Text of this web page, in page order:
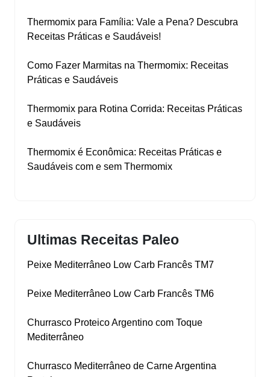
Thermomix para Família: Vale a Pena? Descubra
Receitas Práticas e Saudáveis!
Como Fazer Marmitas na Thermomix: Receitas
Práticas e Saudáveis
Thermomix para Rotina Corrida: Receitas Práticas
e Saudáveis
Thermomix é Econômica: Receitas Práticas e
Saudáveis com e sem Thermomix
Ultimas Receitas Paleo
Peixe Mediterrâneo Low Carb Francês TM7
Peixe Mediterrâneo Low Carb Francês TM6
Churrasco Proteico Argentino com Toque
Mediterrâneo
Churrasco Mediterrâneo de Carne Argentina